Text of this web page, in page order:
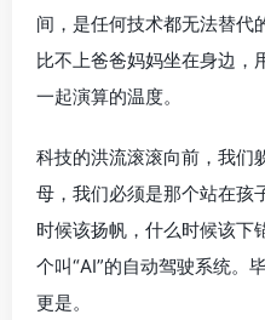
间，是任何技术都无法替代
比不上爸爸妈妈坐在身边，
一起演算的温度。
科技的洪流滚滚向前，我们
母，我们必须是那个站在孩
时候该扬帆，什么时候该下
个叫“AI”的自动驾驶系统。
更是。